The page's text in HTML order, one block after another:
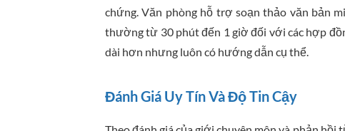
chứng. Văn phòng hỗ trợ soạn thảo văn bản
thường từ 30 phút đến 1 giờ đối với các hợp
dài hơn nhưng luôn có hướng dẫn cụ thể.
Đánh Giá Uy Tín Và Độ Tin Cậy